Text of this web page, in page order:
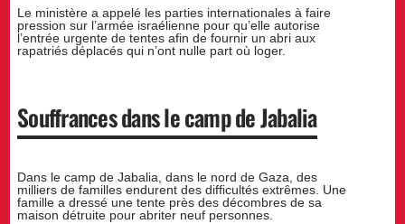
Le ministère a appelé les parties internationales à faire
pression sur l’armée israélienne pour qu’elle autorise
l’entrée urgente de tentes afin de fournir un abri aux
rapatriés déplacés qui n’ont nulle part où loger.
Souffrances dans le camp de Jabalia
Dans le camp de Jabalia, dans le nord de Gaza, des
milliers de familles endurent des difficultés extrêmes. Une
famille a dressé une tente près des décombres de sa
maison détruite pour abriter neuf personnes.